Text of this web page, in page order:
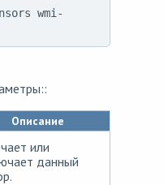
wmi-
Описание
или
данный